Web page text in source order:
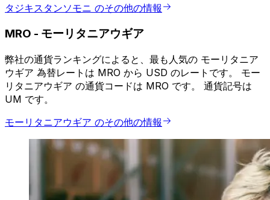
タジキスタンソモニ のその他の情報
MRO - モーリタニアウギア
弊社の通貨ランキングによると、最も人気の モーリタニア
ウギア 為替レートは MRO から USD のレートです。 モー
リタニアウギア の通貨コードは MRO です。 通貨記号は
UM です。
モーリタニアウギア のその他の情報